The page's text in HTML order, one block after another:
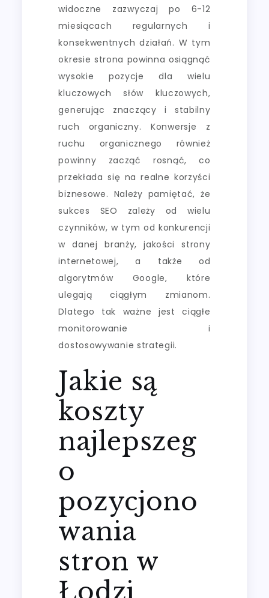
widoczne zazwyczaj po 6-12
miesiącach regularnych i
konsekwentnych działań. W tym
okresie strona powinna osiągnąć
wysokie pozycje dla wielu
kluczowych słów kluczowych,
generując znaczący i stabilny
ruch organiczny. Konwersje z
ruchu organicznego również
powinny zacząć rosnąć, co
przekłada się na realne korzyści
biznesowe. Należy pamiętać, że
sukces SEO zależy od wielu
czynników, w tym od konkurencji
w danej branży, jakości strony
internetowej, a także od
algorytmów Google, które
ulegają ciągłym zmianom.
Dlatego tak ważne jest ciągłe
monitorowanie i
dostosowywanie strategii.
Jakie są
koszty
najlepszeg
o
pozycjono
wania
stron w
Łodzi